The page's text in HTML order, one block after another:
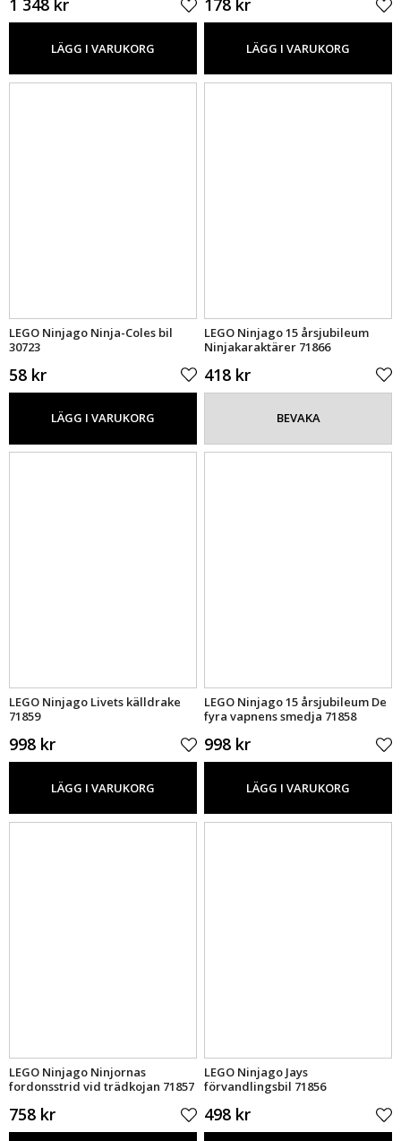
1 348 kr
LÄGG I VARUKORG
178 kr
LÄGG I VARUKORG
LEGO Ninjago Ninja-Coles bil
30723
58 kr
LÄGG I VARUKORG
LEGO Ninjago 15 årsjubileum
Ninjakaraktärer 71866
418 kr
BEVAKA
LEGO Ninjago Livets källdrake
71859
998 kr
LÄGG I VARUKORG
LEGO Ninjago 15 årsjubileum De
fyra vapnens smedja 71858
998 kr
LÄGG I VARUKORG
LEGO Ninjago Ninjornas
fordonsstrid vid trädkojan 71857
758 kr
LEGO Ninjago Jays
förvandlingsbil 71856
498 kr